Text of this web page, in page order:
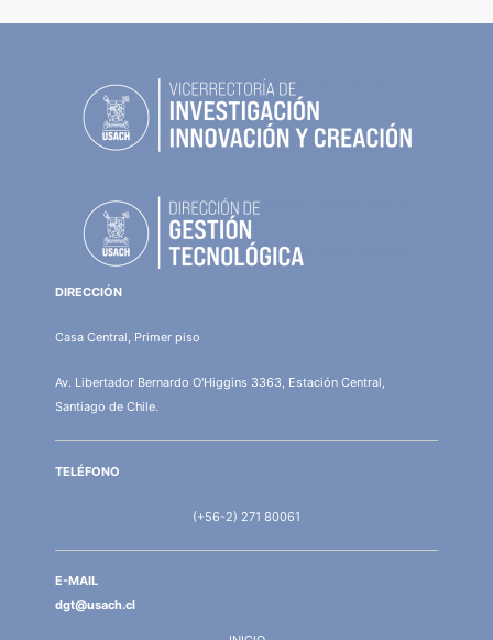
DIRECCIÓN
Casa Central, Primer piso
Av. Libertador Bernardo O'Higgins 3363, Estación Central,
Santiago de Chile.
TELÉFONO
(+56-2) 271 80061
E-MAIL
dgt@usach.cl